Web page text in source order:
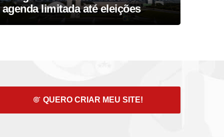
agenda limitada até eleições
QUERO CRIAR MEU SITE!